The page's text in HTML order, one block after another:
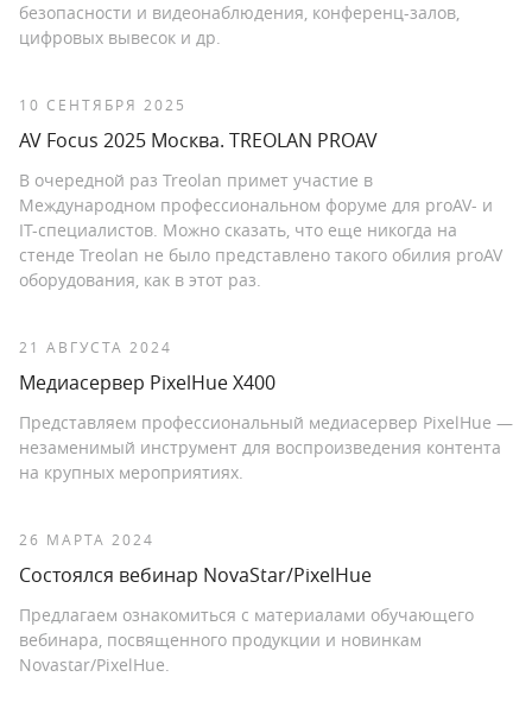
безопасности и видеонаблюдения, конференц-залов,
цифровых вывесок и др.
10 СЕНТЯБРЯ 2025
AV Focus 2025 Москва. TREOLAN PROAV
В очередной раз Treolan примет участие в
Международном профессиональном форуме для proAV- и
IT-специалистов. Можно сказать, что еще никогда на
стенде Treolan не было представлено такого обилия proAV
оборудования, как в этот раз.
21 АВГУСТА 2024
Медиасервер PixelHue X400
Представляем профессиональный медиасервер PixelHue —
незаменимый инструмент для воспроизведения контента
на крупных мероприятиях.
26 МАРТА 2024
Состоялся вебинар NovaStar/PixelHue
Предлагаем ознакомиться с материалами обучающего
вебинара, посвященного продукции и новинкам
Novastar/PixelHue.